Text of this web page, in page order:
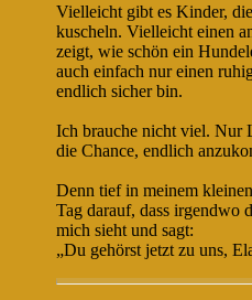
Vielleicht gibt es Kinder,
kuscheln. Vielleicht einen
zeigt, wie schön ein
auch einfach nur einen
endlich sicher bin.
Ich brauche nicht viel. Nur
die Chance, endlich
Denn tief in meinem
Tag darauf, dass irgendwo
mich sieht und sagt:
„Du gehörst jetzt zu uns,